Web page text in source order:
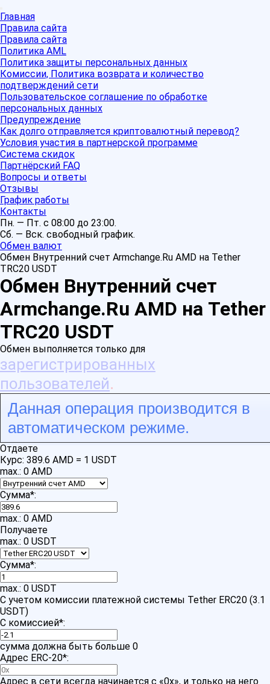
Главная
Правила сайта
Правила сайта
Политика AML
Политика защиты персональных данных
Комиссии, Политика возврата и количество
подтверждений сети
Пользовательское соглашение по обработке
персональных данных
Предупреждение
Как долго отправляется криптовалютный перевод?
Условия участия в партнерской программе
Система скидок
Партнёрский FAQ
Вопросы и ответы
Отзывы
График работы
Контакты
Пн. — Пт. с 08:00 до 23:00.
Сб. — Вск. свободный график.
Обмен валют
Обмен Внутренний счет Armchange.Ru AMD на Tether
TRC20 USDT
Обмен Внутренний счет
Armchange.Ru AMD на Tether
TRC20 USDT
Обмен выполняется только для
зарегистрированных
пользователей.
Данная операция производится в
автоматическом режиме.
Отдаете
Курс: 389.6 AMD = 1 USDT
max.: 0 AMD
Сумма*:
max.: 0 AMD
Получаете
max.: 0 USDT
Сумма*:
max.: 0 USDT
С учетом комиссии платежной системы Tether ERC20 (3.1
USDT)
С комиссией*:
сумма должна быть больше 0
Адрес ERC-20*:
Адрес в сети всегда начинается с «0x», и только на него